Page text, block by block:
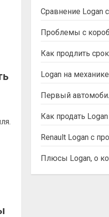
Сравнение Logan
Проблемы с
Как продлить
Logan на
Первый
Как продать
Renault Logan с
Плюсы Logan, о